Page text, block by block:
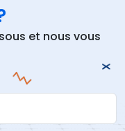
et nous vous